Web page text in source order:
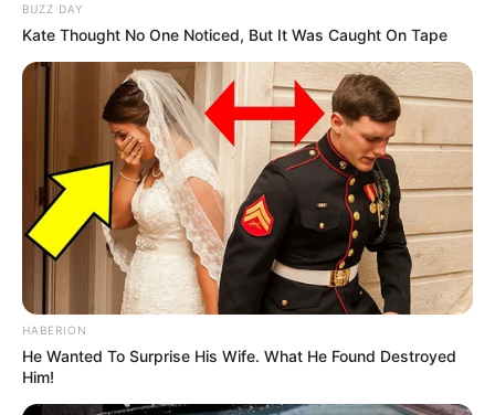
Participe do nosso grupo do
WhatsApp!
notícias de Paraguaçu Paulista e região
BUZZ DAY
Kate Thought No One Noticed, But It Was Caught On Tape
HABERION
He Wanted To Surprise His Wife. What He Found Destroyed
Him!